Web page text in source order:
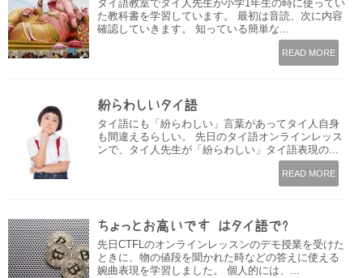
タイ語教室でタイ人先生が小学1年生の時に使ってい
た教科書を学習しています。 最初は音読、次に内容
確認していきます。 知っている簡単な...
READ MORE
紛らわしいタイ語
タイ語にも「紛らわしい」言葉があってタイ人自身
も間違えるらしい。 先日のタイ語オンラインレッス
ンで、タイ人先生が「紛らわしい」タイ語表現の...
READ MORE
ちょっとお高いです はタイ語で?
先日CTFLのオンラインレッスンのデモ授業を受けた
ときに、物の値段を聞かれた時などの答えに使える
婉曲表現を学習しました。 個人的には、...